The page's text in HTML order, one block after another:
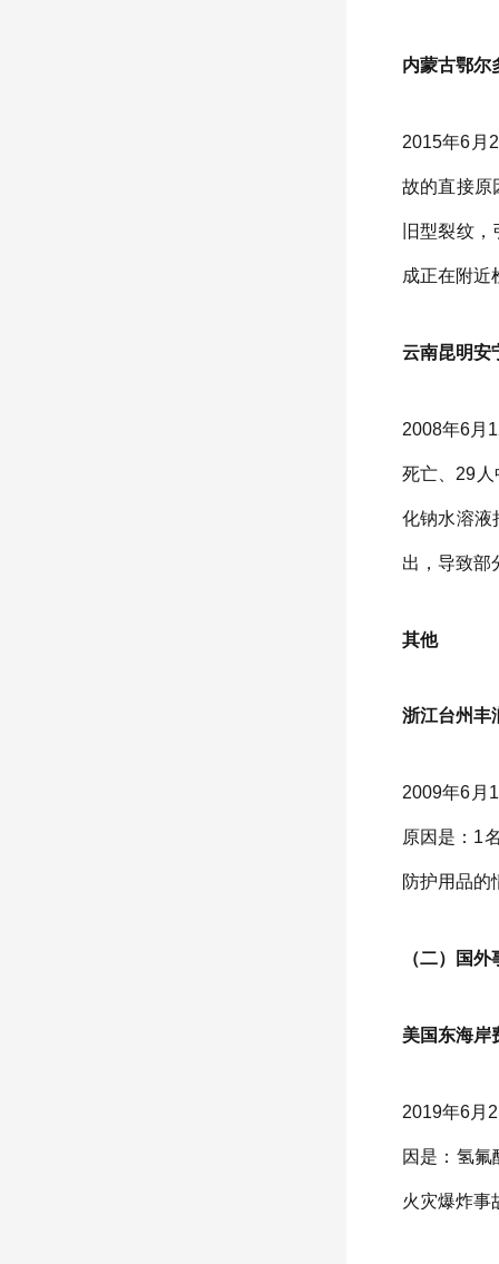
内蒙古鄂尔
2015年6月
故的直接原
旧型裂纹
成正在附近
云南昆明安
2008年6月
死亡、29
化钠水溶液
出，导致部
其他
浙江台州丰
2009年6月
原因是：1
防护用品的
（二）国外
美国东海岸
2019年6月
因是：氢
火灾爆炸事